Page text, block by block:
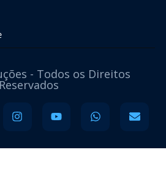
- Todos os Direitos
Reservados